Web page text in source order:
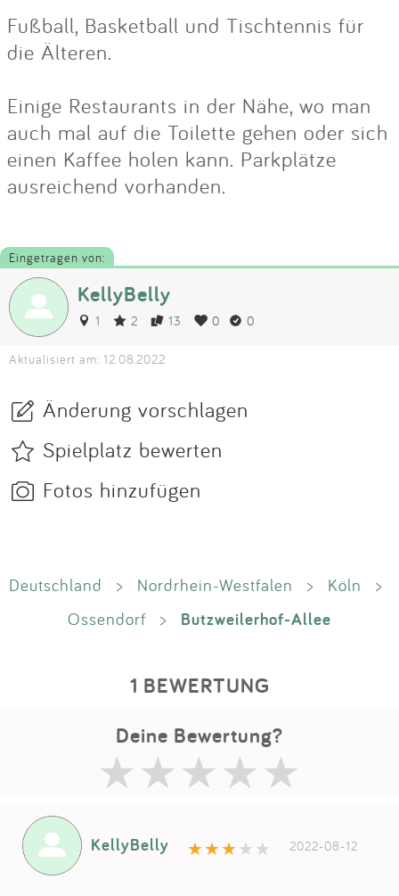
Fußball, Basketball und Tischtennis für
die Älteren.
Einige Restaurants in der Nähe, wo man
auch mal auf die Toilette gehen oder sich
einen Kaffee holen kann. Parkplätze
ausreichend vorhanden.
Eingetragen von:
KellyBelly
1 2 13 0 0
Aktualisiert am: 12.08.2022
Änderung vorschlagen
Spielplatz bewerten
Fotos hinzufügen
Deutschland > Nordrhein-Westfalen > Köln
>
Ossendorf
> Butzweilerhof-Allee
1 BEWERTUNG
Deine Bewertung?
KellyBelly 2022-08-12